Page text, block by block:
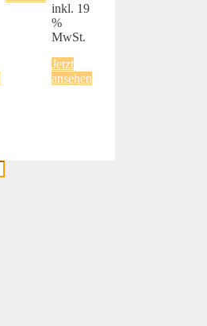
inkl. 19
%
MwSt.
Jetzt
ansehen